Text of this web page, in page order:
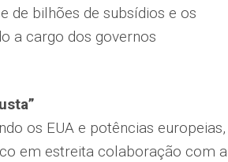
de bilhões de subsídios e os
a cargo dos governos
os EUA e potências europeias,
em estreita colaboração com a